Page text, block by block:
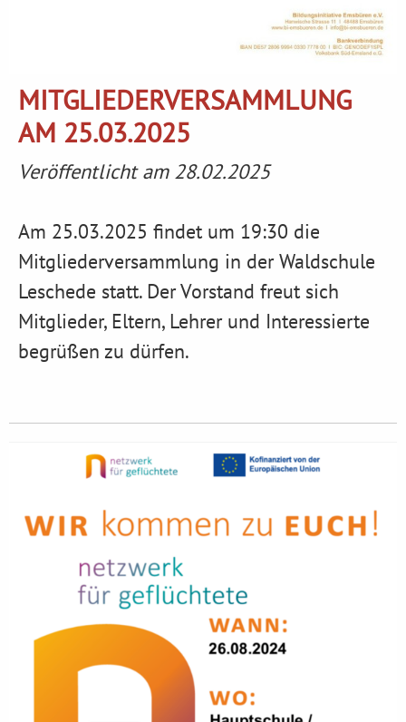
MITGLIEDERVERSAMMLUNG
AM 25.03.2025
Veröffentlicht am 28.02.2025
Am 25.03.2025 findet um 19:30 die
Mitgliederversammlung in der Waldschule
Leschede statt. Der Vorstand freut sich
Mitglieder, Eltern, Lehrer und Interessierte
begrüßen zu dürfen.